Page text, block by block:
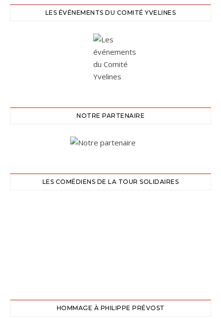
LES ÉVÉNEMENTS DU COMITÉ YVELINES
NOTRE PARTENAIRE
LES COMÉDIENS DE LA TOUR SOLIDAIRES
HOMMAGE À PHILIPPE PRÉVOST